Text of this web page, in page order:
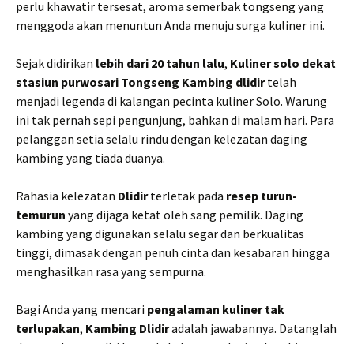
perlu khawatir tersesat, aroma semerbak tongseng yang
menggoda akan menuntun Anda menuju surga kuliner ini.
Sejak didirikan lebih dari 20 tahun lalu, Kuliner solo dekat
stasiun purwosari Tongseng Kambing dlidirtelah
menjadi legenda di kalangan pecinta kuliner Solo. Warung
ini tak pernah sepi pengunjung, bahkan di malam hari. Para
pelanggan setia selalu rindu dengan kelezatan daging
kambing yang tiada duanya.
Rahasia kelezatan Dlidirterletak pada resep turun-
temurun yang dijaga ketat oleh sang pemilik. Daging
kambing yang digunakan selalu segar dan berkualitas
tinggi, dimasak dengan penuh cinta dan kesabaran hingga
menghasilkan rasa yang sempurna.
Bagi Anda yang mencari pengalaman kuliner tak
terlupakan, Kambing Dlidiradalah jawabannya. Datanglah